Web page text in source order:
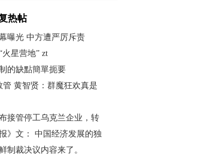
热帖
曝光 中方遭严厉斥责
星营地” zt
的缺點簡單扼要
管 黄智贤：群魔狂欢真是
接管停工乌克兰企业，转
》文： 中国经济发展的独
制裁决议内容来了。